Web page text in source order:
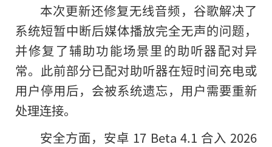
本次更新还修复无线音频，谷歌解决了
系统短暂中断后媒体播放完全无声的问题，
并修复了辅助功能场景里的助听器配对异
常。此前部分已配对助听器在短时间充电或
用户停用后，会被系统遗忘，用户需要重新
处理连接。
安全方面，安卓 17 Beta 4.1 合入 2026